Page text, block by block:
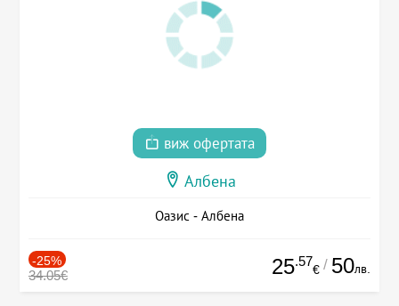
виж офертата
Албена
Оазис - Албена
-25%
34.05€ 25.57
€ / 50лв.